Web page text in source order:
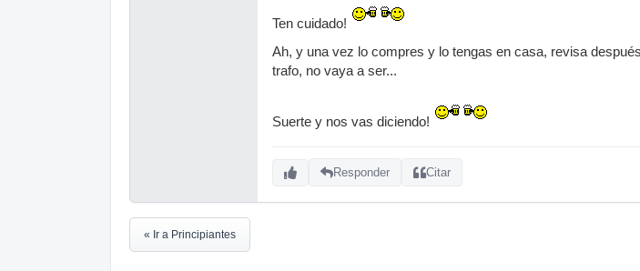
Ten cuidado!
Ah, y una vez lo compres y lo tengas en casa, revisa
trafo, no vaya a ser...
Suerte y nos vas diciendo!
Responder Citar
« Ir a Principiantes